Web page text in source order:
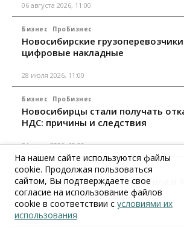
06 августа 2026, 11:00
Бизнес ПроБизнес
Новосибирские
цифровые накладные
28 июля 2026, 11:00
Бизнес ПроБизнес
Новосибирцы стали получать
НДС: причины и следствия
24 июля 2026, 10:30
Бизнес ПроБизнес
Новосибирская область вошла в
смертности бизнеса
17 июля 2026, 12:00
На нашем сайте используются файлы
cookie. Продолжая пользоваться
сайтом, Вы подтверждаете свое
согласие на использование файлов
cookie в соответствии с условиями их
использования